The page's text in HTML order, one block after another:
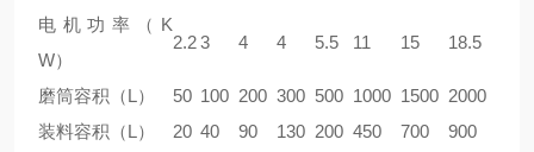
电机功率（K
W）
2.23 4 4 5.5 11 15 18.5
磨筒容积（L） 50 100 200 300 500 1000 1500 2000
装料容积（L）
20 40 90 130 200 450 700
900